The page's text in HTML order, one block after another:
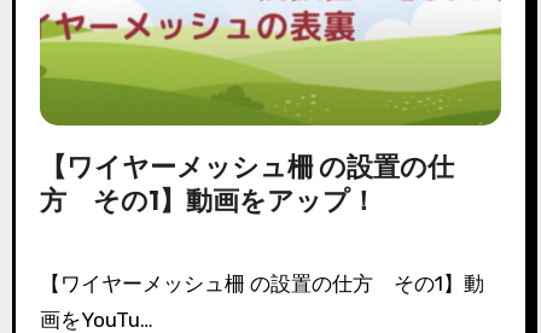
【ワイヤーメッシュ柵 の設置の仕
方 その1】動画をアップ！
【ワイヤーメッシュ柵 の設置の仕方 その1】動
画をYouTu…